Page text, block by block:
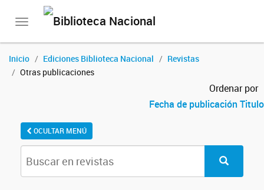
Toggle
Inicio Ediciones Biblioteca Nacional
Revistas
Otras publicaciones
Ordenar por
Fecha de publicaciónTitulo
OCULTAR MENÚ